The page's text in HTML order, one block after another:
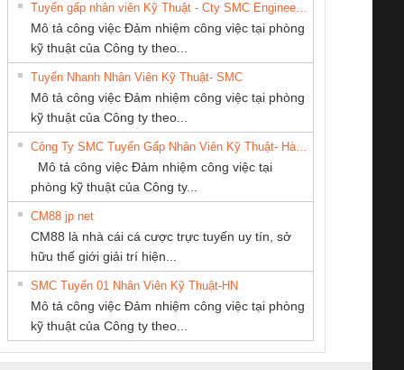
An Toàn
Contact
– PSR-
SCP-
FSP/2X1/1X2
sát chuỗi
tấm pin
16I+
(2502520000)
Bộ giám sát chuỗi
tấm pin
TRANSCLINIC 16I+
1K5 L (2433950000)
Bộ giám sát dòng
TRANSCLINIC 16I+
(2008130000)
Bộ chỉnh lưu nguồn
điện TRANSCLINIC
BKE 1K5.4
(7791400879)2. Giá
Nẹp nhôm chống
trơn Đà Nẵng
Dong Cang
LTD
CÔNG TY CỔ
PHẦN TỰ ĐỘNG
TIẾN HƯNG
CÔNG TY TNHH
DỊCH VỤ KỸ
THUẬT ĐIỆN CƠ
GIA HƯNG PHÁT
Ty TNHH
Bị Điện Nam
Thịnh
KỸ THUẬT KTECH
VIỆT NAM
MEKONG MARINE
Mô tả công việc Đảm nhiệm công việc tại phòng
kỹ thuật của Công ty theo...
Tuyển Nhanh Nhân Viên Kỹ Thuật- SMC
Mô tả công việc Đảm nhiệm công việc tại phòng
kỹ thuật của Công ty theo...
Mô tả công việc Đảm nhiệm công việc tại
phòng kỹ thuật của Công ty...
CM88 jp net
CM88 là nhà cái cá cược trực tuyến uy tín, sở
hữu thế giới giải trí hiện...
SMC Tuyển 01 Nhân Viên Kỹ Thuật-HN
Mô tả công việc Đảm nhiệm công việc tại phòng
kỹ thuật của Công ty theo...